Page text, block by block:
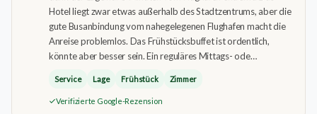
Hotel liegt zwar etwas außerhalb des Stadtzentrums, aber die
gute Busanbindung vom nahegelegenen Flughafen macht die
Anreise problemlos. Das Frühstücksbuffet ist ordentlich,
könnte aber besser sein. Ein reguläres Mittags- ode…
Service Lage Frühstück Zimmer
Verifizierte Google-Rezension